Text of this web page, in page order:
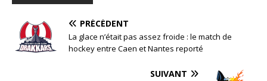
PRÉCÉDENT
La glace n’était pas assez froide : le match de
hockey entre Caen et Nantes reporté
SUIVANT